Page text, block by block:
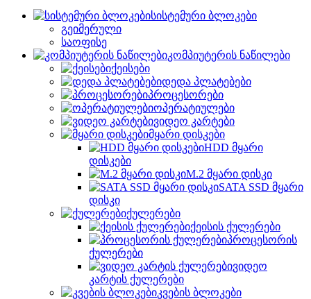
სისტემური ბლოკები
გეიმერული
საოფისე
კომპიუტერის ნაწილები
ქეისები
დედა პლატებები
პროცესორები
ოპერატიულები
ვიდეო კარტები
მყარი დისკები
HDD მყარი
დისკები
M.2 მყარი დისკი
SATA SSD მყარი
დისკი
ქულერები
ქეისის ქულერები
პროცესორის
ქულერები
ვიდეო
კარტის ქულერები
კვების ბლოკები